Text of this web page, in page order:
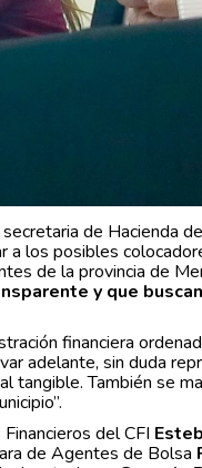
de Hacienda
a los posibles
de la provincia de
y que
financiera
adelante, sin duda
tangible. También se
del CFI
de Agentes de Bolsa